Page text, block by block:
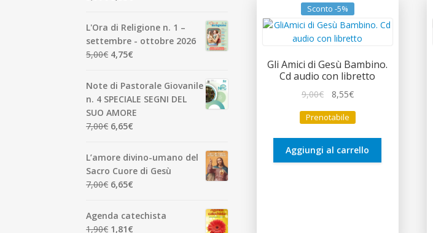
Sconto -5%
Gli Amici di Gesù Bambino.
Cd audio con libretto
9,00€
originale
9,00€.
8,55€Il
attuale
8,55€.
Prenotabile
Aggiungi al carrello
originale
era:
3,50€.
attuale
è:
L'Ora di Religione n. 1 –
settembre - ottobre 2026
5,00€ Il
originale
era:
5,00€.
4,75€
attuale
è:
4,75€.
Note di Pastorale Giovanile
n. 4 SPECIALE SEGNI DEL
SUO AMORE
7,00€ Il
originale
era:
7,00€.
6,65€
attuale
L’amore divino-umano del
Sacro Cuore di Gesù
7,00€ Il
originale
era:
6,65€
attuale
Agenda catechista
1,90€ Il
1,81€